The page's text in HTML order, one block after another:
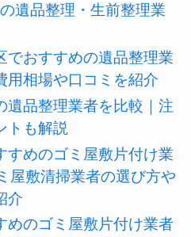
遺品整理・生前整理業
でおすすめの遺品整理業
用相場や口コミを紹介
遺品整理業者を比較｜注
トも解説
すめのゴミ屋敷片付け業
屋敷清掃業者の選び方や
介
めのゴミ屋敷片付け業者